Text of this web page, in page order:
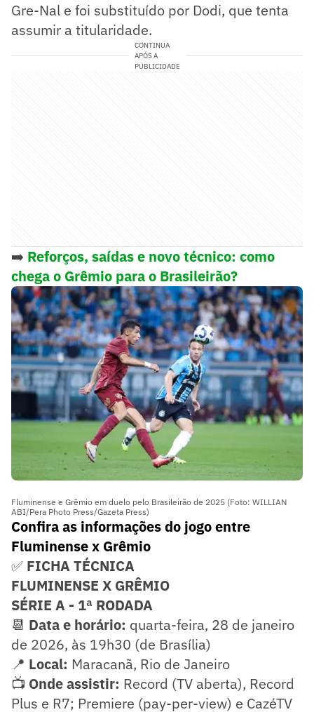
Gre-Nal e foi substituído por Dodi, que tenta
assumir a titularidade.
CONTINUA
APÓS A
PUBLICIDADE
➡️ Reforços, saídas e novo técnico: como
chega o Grêmio para o Brasileirão?
Fluminense e Grêmio em duelo pelo Brasileirão de 2025 (Foto: WILLIAN
ABI/Pera Photo Press/Gazeta Press)
Confira as informações do jogo entre
Fluminense x Grêmio
✅ FICHA TÉCNICA
FLUMINENSE X GRÊMIO
SÉRIE A - 1ª RODADA
📆 Data e horário: quarta-feira, 28 de janeiro
de 2026, às 19h30 (de Brasília)
📍 Local: Maracanã, Rio de Janeiro
📺 Onde assistir: Record (TV aberta), Record
Plus e R7; Premiere (pay-per-view) e CazéTV